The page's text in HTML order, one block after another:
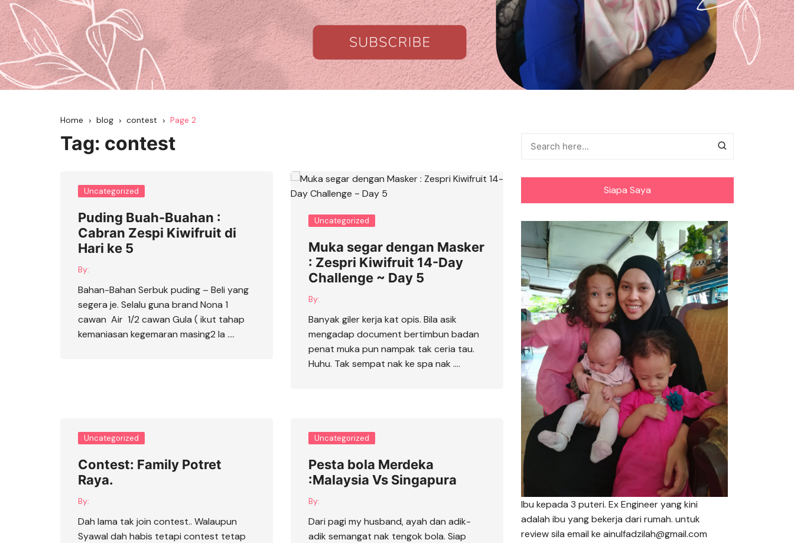
Home blog contest Page 2
Tag: contest
Uncategorized
Puding Buah-Buahan :
Cabran Zespi Kiwifruit di
Hari ke 5
By:
Bahan-Bahan Serbuk puding – Beli yang
segera je. Selalu guna brand Nona 1
cawan Air 1/2 cawan Gula ( ikut tahap
kemaniasan kegemaran masing2 la ….
Uncategorized
Muka segar dengan Masker
: Zespri Kiwifruit 14-Day
Challenge ~ Day 5
By:
Banyak giler kerja kat opis. Bila asik
mengadap document bertimbun badan
penat muka pun nampak tak ceria tau.
Huhu. Tak sempat nak ke spa nak ….
Uncategorized
Contest: Family Potret
Raya.
By:
Dah lama tak join contest.. Walaupun
Syawal dah habis tetapi contest tetap
Uncategorized
Pesta bola Merdeka
:Malaysia Vs Singapura
By:
Dari pagi my husband, ayah dan adik-
adik semangat nak tengok bola. Siap
Siapa Saya
Ibu kepada 3 puteri. Ex Engineer yang kini
adalah ibu yang bekerja dari rumah. untuk
review sila email ke ainulfadzilah@gmail.com